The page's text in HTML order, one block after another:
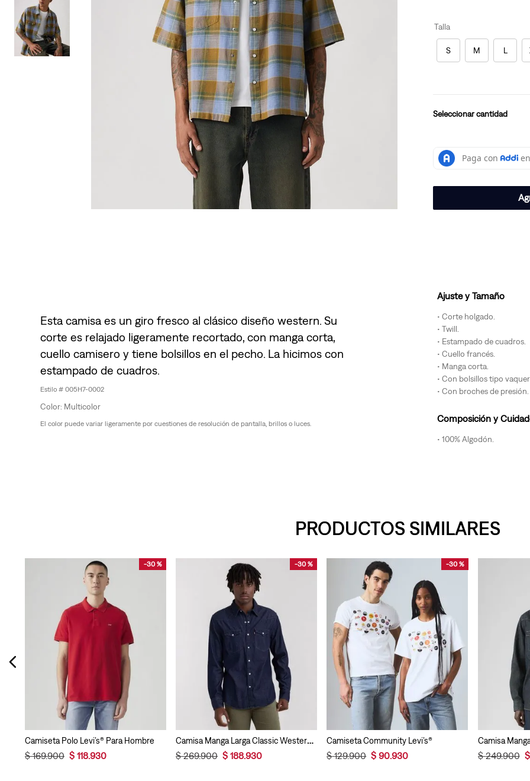
Talla
S M L
cantidad
Esta camisa es un giro fresco al clásico diseño western. Su
corte es relajado ligeramente recortado, con manga corta,
cuello camisero y tiene bolsillos en el pecho. La hicimos con
estampado de cuadros.
005H7-0002
Multicolor
El color puede variar ligeramente por cuestiones de resolución de pantalla, brillos o luces.
Ajuste y Tamaño
Corte holgado.
Twill.
Estampado de cuadros.
Cuello francés.
Manga corta.
Con bolsillos tipo
Con broches de presión.
Composición y
100% Algodón.
PRODUCTOS SIMILARES
-30 %
Camiseta Polo Levi’s® Para Hombre
$ 169.900 $ 118.930
-30 %
Camisa Manga Larga Classic Western Levi’s® Para Hombre
$ 269.900 $ 188.930
-30 %
Camiseta Community Levi’s®
$ 129.900 $ 90.930
$ 249.900 $